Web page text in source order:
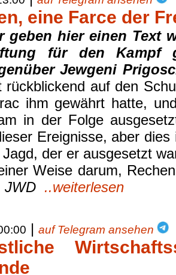
eine Farce der
geben hier einen Text
für den Kampf
Jewgeni
rückblickend auf den
ihm gewährt hatte,
in der Folge
Ereignisse, aber
der er ausgesetzt
Weise darum,
JWD ..weiterlesen
| auf Telegram ansehen